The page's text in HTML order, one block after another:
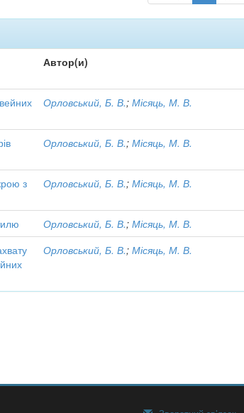
Автор(и)
Орловський, Б. В.;Місяць, М. В.
Орловський, Б. В.;Місяць, М. В.
з
Орловський, Б. В.;Місяць, М. В.
Орловський, Б. В.;Місяць, М. В.
Орловський, Б. В.;Місяць, М. В.